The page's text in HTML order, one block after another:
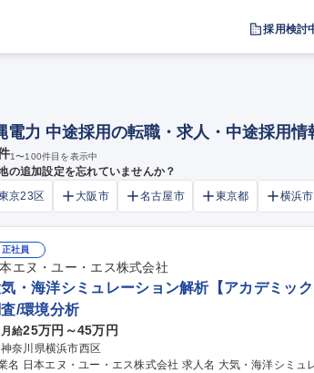
採用検討
電力 中途採用の転職・求人・中途採用情
1〜100件目を表示中
の追加設定を忘れていませんか？
京23区
大阪市 名古屋市 東京都 横浜市
正社員
エヌ・ユー・エス株式会社
・海洋シミュレーション解析【アカデミッ
/環境分析
月給25万円～45万円
神奈川県横浜市西区
本エヌ・ユー・エス株式会社 求人名 大気・海洋シミュレーション解析【アカデミック・ポスドクの方の